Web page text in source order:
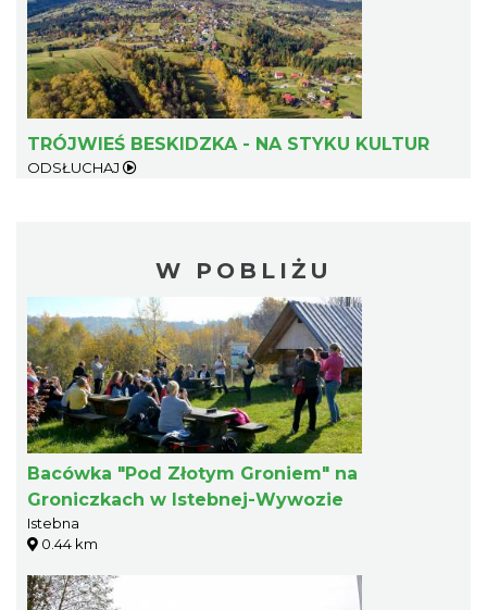
TRÓJWIEŚ BESKIDZKA - NA STYKU KULTUR
ODSŁUCHAJ
W POBLIŻU
Bacówka "Pod Złotym Groniem" na
Groniczkach w Istebnej-Wywozie
Istebna
0.44 km